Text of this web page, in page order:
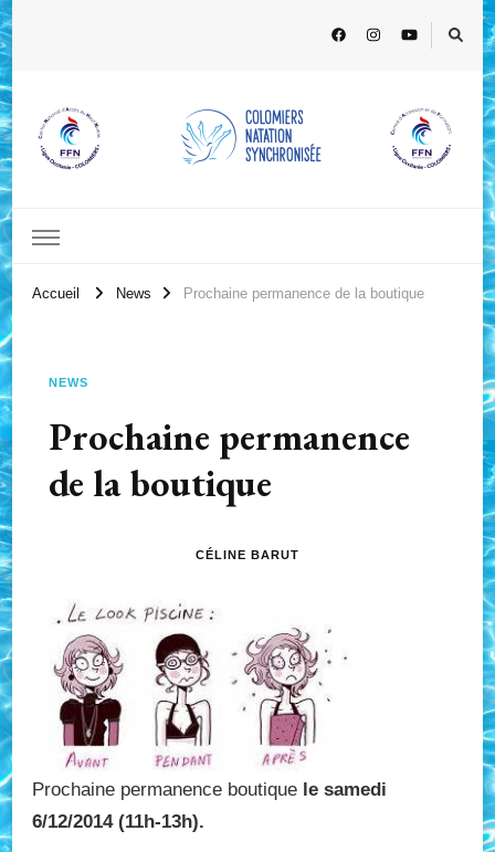
Accueil News Prochaine permanence de la boutique
NEWS
Prochaine permanence
de la boutique
CÉLINE BARUT
Prochaine permanence boutique le samedi
6/12/2014 (11h-13h).